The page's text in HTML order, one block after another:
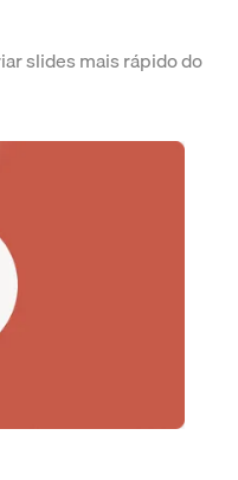
slides mais rápido do